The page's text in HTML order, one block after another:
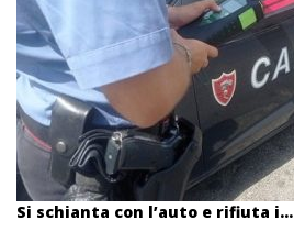
Si schianta con l’auto e rifiuta i...